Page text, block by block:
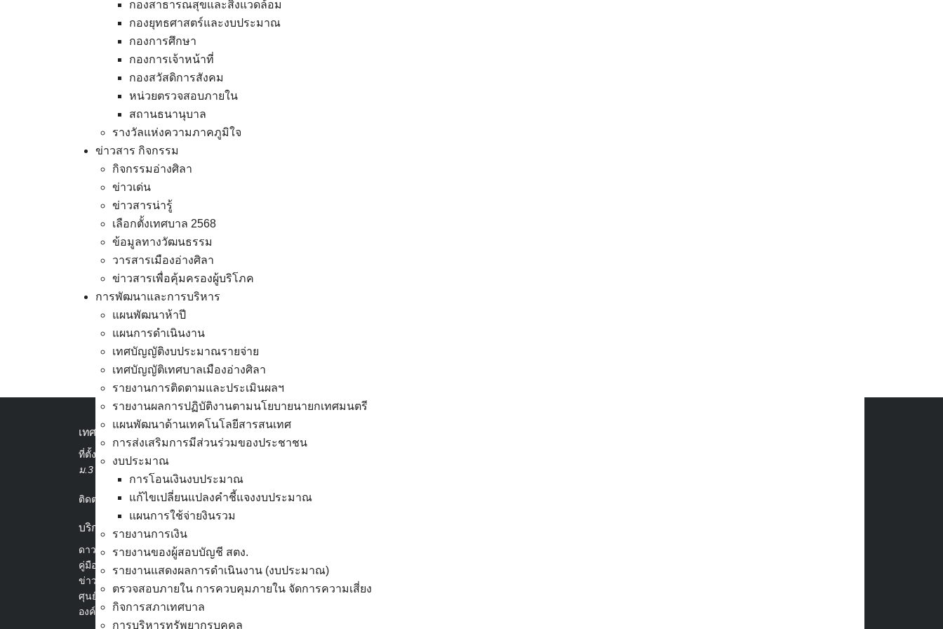
กองสาธารณสุขและสิ่งแวดล้อม
กองยุทธศาสตร์และงบประมาณ
กองการศึกษา
กองการเจ้าหน้าที่
กองสวัสดิการสังคม
หน่วยตรวจสอบภายใน
สถานธนานุบาล
รางวัลแห่งความภาคภูมิใจ
ข่าวสาร กิจกรรม
กิจกรรมอ่างศิลา
ข่าวเด่น
ข่าวสารน่ารู้
เลือกตั้งเทศบาล 2568
ข้อมูลทางวัฒนธรรม
วารสารเมืองอ่างศิลา
ข่าวสารเพื่อคุ้มครองผู้บริโภค
การพัฒนาและการบริหาร
แผนพัฒนาห้าปี
แผนการดำเนินงาน
เทศบัญญัติงบประมาณรายจ่าย
เทศบัญญัติเทศบาลเมืองอ่างศิลา
รายงานการติดตามและประเมินผลฯ
รายงานผลการปฏิบัติงานตามนโยบายนายกเทศมนตรี
แผนพัฒนาด้านเทคโนโลยีสารสนเทศ
การส่งเสริมการมีส่วนร่วมของประชาชน
งบประมาณ
การโอนเงินงบประมาณ
แก้ไขเปลี่ยนแปลงคำชี้แจงงบประมาณ
แผนการใช้จ่ายงินรวม
รายงานการเงิน
รายงานของผู้สอบบัญชี สตง.
รายงานแสดงผลการดำเนินงาน (งบประมาณ)
ตรวจสอบภายใน การควบคุมภายใน จัดการความเสี่ยง
กิจการสภาเทศบาล
การบริหารทรัพยากรบุคคล
ผู้ชนะการเสนอราคา-ซื้อหมึกพิมพ์-9-รายการ
เทศบาลเมืองอ่างศิลา
ที่ตั้ง :
สำนักงานเทศบาลเมืองอ่างศิลา 90/338
ม.3 ต.เสม็ด อ.เมือง จ.ชลบุรี 20000
ติดต่อ : 038-142-100-104
บริการประชาชน
ดาวน์โหลดแบบฟอร์ม, เอกสาร
คู่มือสำหรับประชาชน/คู่มือการปฏิบัติงาน
ข่าวสารน่ารู้
ศุนย์ข้อมูลข่าวสารอิเล็กทรอนิกส์
องค์ความรู้ (Knowledge Management)